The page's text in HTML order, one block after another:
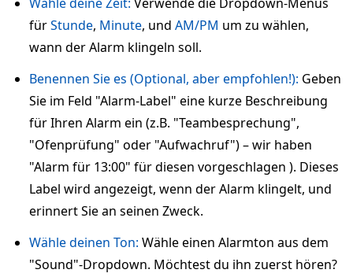
fürStunde, Minute, und AM/PM um zu wählen,
wann der Alarm klingeln soll.
Benennen Sie es (Optional, aber empfohlen!): Geben
Sie im Feld "Alarm-Label" eine kurze Beschreibung
für Ihren Alarm ein (z.B. "Teambesprechung",
"Ofenprüfung" oder "Aufwachruf") – wir haben
"Alarm für 13:00" für diesen vorgeschlagen ). Dieses
Label wird angezeigt, wenn der Alarm klingelt, und
erinnert Sie an seinen Zweck.
Wähle deinen Ton: Wähle einen Alarmton aus dem
"Sound"-Dropdown. Möchtest du ihn zuerst hören?